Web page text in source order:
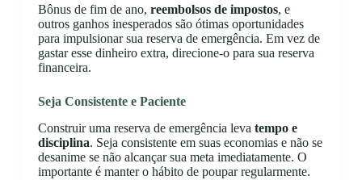
Bônus de fim de ano, reembolsos de impostos, e
outros ganhos inesperados são ótimas oportunidades
para impulsionar sua reserva de emergência. Em vez de
gastar esse dinheiro extra, direcione-o para sua reserva
financeira.
Seja Consistente e Paciente
Construir uma reserva de emergência leva tempo e
disciplina. Seja consistente em suas economias e não se
desanime se não alcançar sua meta imediatamente. O
importante é manter o hábito de poupar regularmente.